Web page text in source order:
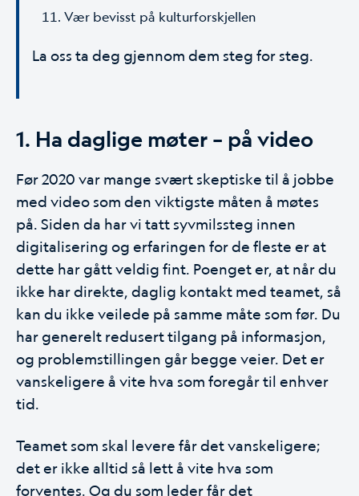
Vær bevisst på kulturforskjellen
La oss ta deg gjennom dem steg for steg.
1. Ha daglige møter – på video
Før 2020 var mange svært skeptiske til å jobbe
med video som den viktigste måten å møtes
på. Siden da har vi tatt syvmilssteg innen
digitalisering og erfaringen for de fleste er at
dette har gått veldig fint. Poenget er, at når du
ikke har direkte, daglig kontakt med teamet, så
kan du ikke veilede på samme måte som før. Du
har generelt redusert tilgang på informasjon,
og problemstillingen går begge veier. Det er
vanskeligere å vite hva som foregår til enhver
tid.
Teamet som skal levere får det vanskeligere;
det er ikke alltid så lett å vite hva som
forventes. Og du som leder får det